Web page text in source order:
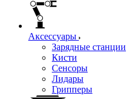
Аксессуары
Зарядные станции
Кисти
Сенсоры
Лидары
Грипперы